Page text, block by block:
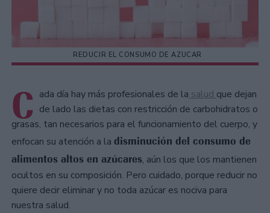
REDUCIR EL CONSUMO DE AZUCAR
C ada día hay más profesionales de la salud que dejan
de lado las dietas con restricción de carbohidratos o
grasas, tan necesarios para el funcionamiento del cuerpo, y
enfocan su atención a la disminución del consumo de
alimentos altos en azúcares, aún los que los mantienen
ocultos en su composición. Pero cuidado, porque reducir no
quiere decir eliminar y no toda azúcar es nociva para
nuestra salud.